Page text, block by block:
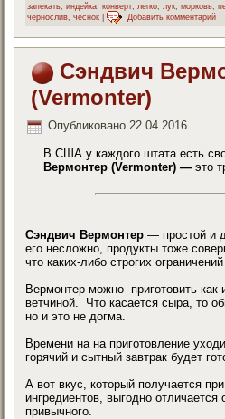
запекать ,индейка ,конверт легко лук ,морковь ,
чернослив ,чеснок | Добавить комментарий
Сэндвич
(Vermonter)
Опубликовано 22.04.2016
В США у каждого штата есть
Вермонтер (Vermonter) — это
Сэндвич Вермонтер — простой и
его несложно, продукты тоже
что каких-либо строгих ограничений
Вермонтер можно приготовить как
ветчиной. Что касается сыра, то
но и это не догма.
Времени на на приготовление
горячий и сытный завтрак будет
А вот вкус, который получается
ингредиентов, выгодно отличается
привычного.